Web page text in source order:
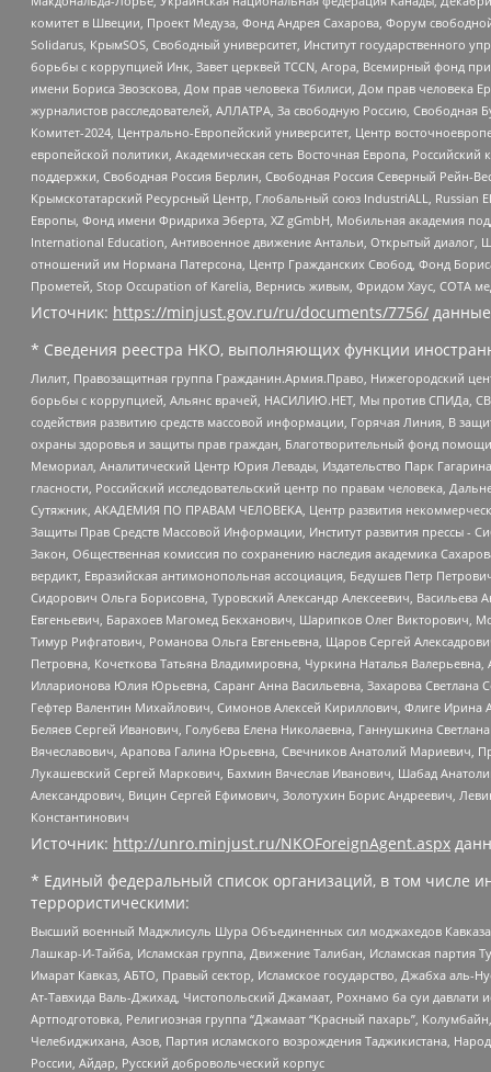
комитет в Швеции, Проект Медуза, Фонд Андрея Сахарова, Форум
Solidarus, КрымSOS, Свободный университет, Институт государственного
борьбы с коррупцией Инк, Завет церквей TCCN, Агора, Всемирный фонд
имени Бориса Звозскова, Дом прав человека Тбилиси, Дом прав человека
журналистов расследователей, АЛЛАТРА, За свободную Россию,
Комитет-2024, Центрально-Европейский университет, Центр
европейской политики, Академическая сеть Восточная Европа,
поддержки, Свободная Россия Берлин, Свободная Россия Северный Рейн-
Крымскотатарский Ресурсный Центр, Глобальный союз IndustriALL,
Европы, Фонд имени Фридриха Эберта, XZ gGmbH, Мобильная академия
International Education, Антивоенное движение Антальи, Открытый
отношений им Нормана Патерсона, Центр Гражданских Свобод, Фонд
Прометей, Stop Occupation of Karelia, Вернись живым, Фридом Хаус, СОТА
Источник: https://minjust.gov.ru/ru/documents/7756/
* Сведения реестра НКО, выполняющих функции
Лилит, Правозащитная группа Гражданин.Армия.Право, Нижегородский
борьбы с коррупцией, Альянс врачей, НАСИЛИЮ.НЕТ, Мы против СПИДа,
содействия развитию средств массовой информации, Горячая Линия, В
охраны здоровья и защиты прав граждан, Благотворительный фонд
Мемориал, Аналитический Центр Юрия Левады, Издательство Парк
гласности, Российский исследовательский центр по правам человека,
Сутяжник, АКАДЕМИЯ ПО ПРАВАМ ЧЕЛОВЕКА, Центр развития
Защиты Прав Средств Массовой Информации, Институт развития прессы -
Закон, Общественная комиссия по сохранению наследия академика
вердикт, Евразийская антимонопольная ассоциация, Бедушев Петр
Сидорович Ольга Борисовна, Туровский Александр Алексеевич,
Евгеньевич, Барахоев Магомед Бекханович, Шарипков Олег Викторович,
Тимур Рифгатович, Романова Ольга Евгеньевна, Щаров Сергей
Петровна, Кочеткова Татьяна Владимировна, Чуркина Наталья
Илларионова Юлия Юрьевна, Саранг Анна Васильевна, Захарова
Гефтер Валентин Михайлович, Симонов Алексей Кириллович, Флиге
Беляев Сергей Иванович, Голубева Елена Николаевна, Ганнушкина
Вячеславович, Арапова Галина Юрьевна, Свечников Анатолий Мариевич,
Лукашевский Сергей Маркович, Бахмин Вячеслав Иванович, Шабад
Александрович, Вицин Сергей Ефимович, Золотухин Борис Андреевич,
Константинович
Источник: http://unro.minjust.ru/NKOForeignAgent.aspx
* Единый федеральный список организаций, в том числе
террористическими:
Высший военный Маджлисуль Шура Объединенных сил моджахедов
Лашкар-И-Тайба, Исламская группа, Движение Талибан, Исламская
Имарат Кавказ, АБТО, Правый сектор, Исламское государство, Джабха
Ат-Тавхида Валь-Джихад, Чистопольский Джамаат, Рохнамо ба суи
Артподготовка, Религиозная группа “Джамаат “Красный пахарь”,
Челебиджихана, Азов, Партия исламского возрождения Таджикистана,
России, Айдар, Русский добровольческий корпус